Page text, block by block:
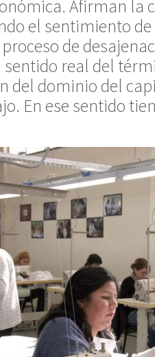
Afirman la
el sentimiento
de
real del
del dominio del
En ese sentido